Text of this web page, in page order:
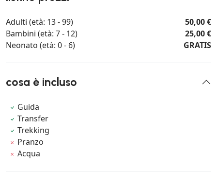
Adulti (età: 13 - 99)
50,00 €
Bambini (età: 7 - 12)
25,00 €
Neonato (età: 0 - 6)
GRATIS
cosa è incluso
Guida
Transfer
Trekking
Pranzo
Acqua